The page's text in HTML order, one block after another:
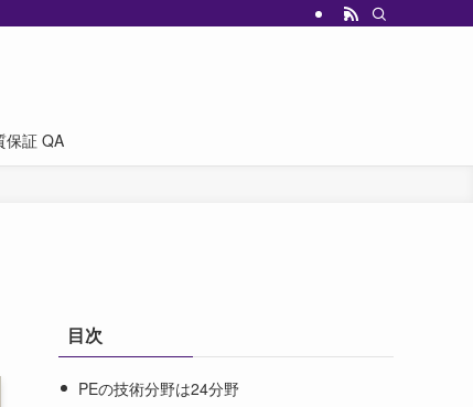
保証 QA
目次
PEの技術分野は24分野